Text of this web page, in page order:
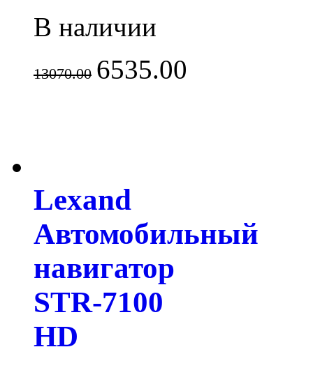
В наличии
13070.00 6535.00
Lexand
Автомобильный
навигатор
STR-7100
HD